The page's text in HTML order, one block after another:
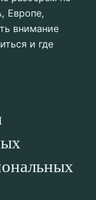
Европе,
внимание
и где